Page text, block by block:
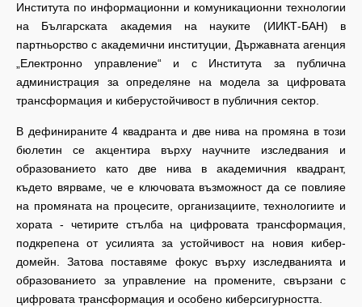
Института по информационни и комуникационни технологии
на Българската академия на науките (ИИКТ-БАН) в
партньорство с академични институции, Държавната агенция
„Електронно управление“ и с Института за публична
администрация за определяне на модела за цифровата
трансформация и киберустойчивост в публичния сектор.
В дефинираните 4 квадранта и две нива на промяна в този
бюлетин се акцентира върху научните изследвания и
образованието като две нива в академичния квадрант,
където вярваме, че е ключовата възможност да се повлияе
на промяната на процесите, организациите, технологиите и
хората - четирите стълба на цифровата трансформация,
подкрепена от усилията за устойчивост на новия кибер-
домейн. Затова поставяме фокус върху изследванията и
образованието за управление на промените, свързани с
цифровата трансформация и особено киберсигурността.